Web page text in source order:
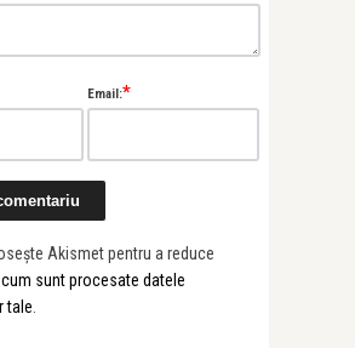
Email:*
Akismet pentru a reduce
sunt procesate datele
tale